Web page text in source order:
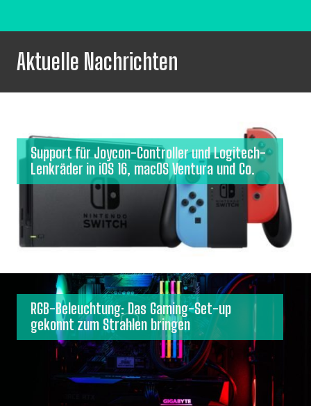
Aktuelle Nachrichten
Support für Joycon-Controller und Logitech-
Lenkräder in iOS 16, macOS Ventura und Co.
RGB-Beleuchtung: Das Gaming-Set-up
gekonnt zum Strahlen bringen